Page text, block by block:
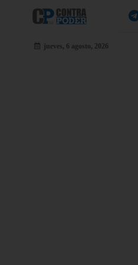
jueves, 6 agosto, 2026